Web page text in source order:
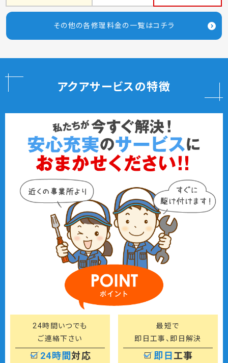
その他の各修理料金の一覧はコチラ
アクアサービスの特徴
24時間対応
24時間いつでも
ご連絡下さい
即日工事
最短で
即日工事、即日解決